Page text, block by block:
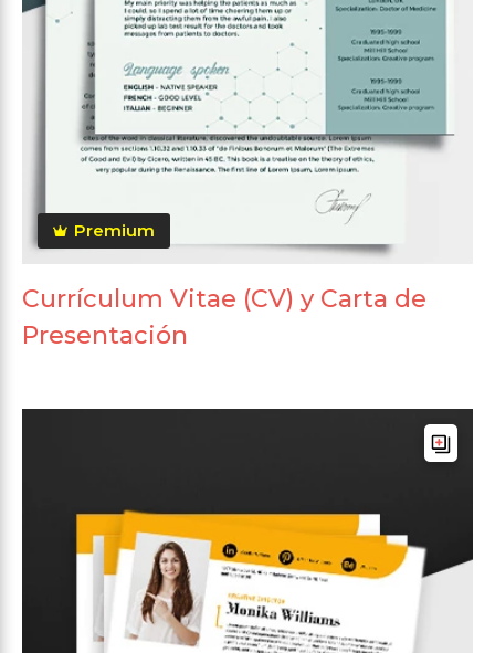
Premium
Currículum Vitae (CV) y Carta de
Presentación